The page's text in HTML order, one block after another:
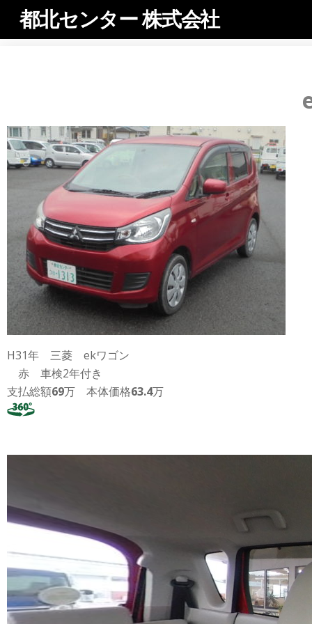
都北センター 株式会社
H31年 三菱 ekワゴン
赤 車検2年付き
支払総額69万 本体価格63.4万